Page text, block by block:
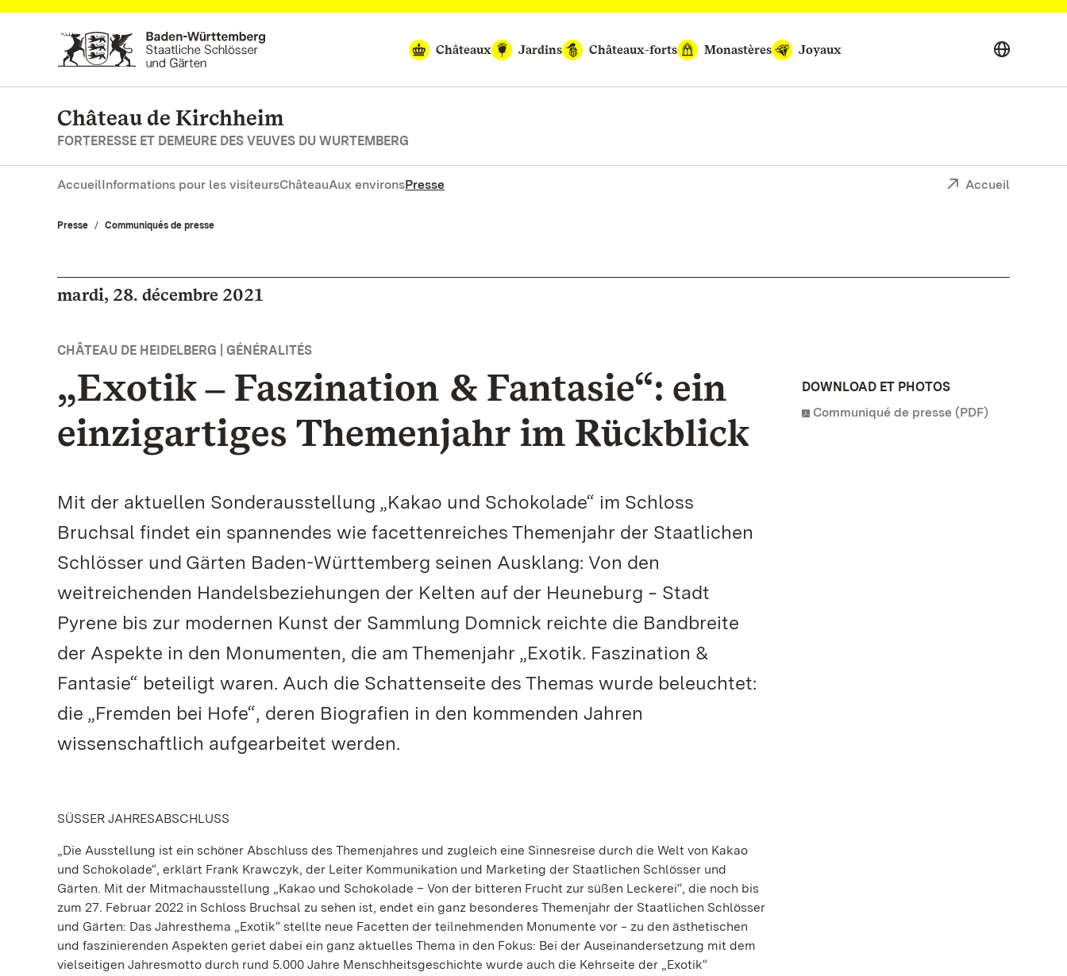
Vers la page d’accueil
Châteaux
Jardins Châteaux-forts Monastères Joyaux
Château de Kirchheim
FORTERESSE ET DEMEURE DES VEUVES DU WURTEMBERG
AccueilInformations pour les visiteursChâteauAux environsPresse Accueil
Presse Communiqués de presse
mardi, 28. décembre 2021
CHÂTEAU DE HEIDELBERG | GÉNÉRALITÉS
„Exotik ‒ Faszination & Fantasie“: ein
einzigartiges Themenjahr im Rückblick
Mit der aktuellen Sonderausstellung „Kakao und Schokolade“ im Schloss
Bruchsal findet ein spannendes wie facettenreiches Themenjahr der Staatlichen
Schlösser und Gärten Baden-Württemberg seinen Ausklang: Von den
weitreichenden Handelsbeziehungen der Kelten auf der Heuneburg ‒ Stadt
Pyrene bis zur modernen Kunst der Sammlung Domnick reichte die Bandbreite
der Aspekte in den Monumenten, die am Themenjahr „Exotik. Faszination &
Fantasie“ beteiligt waren. Auch die Schattenseite des Themas wurde beleuchtet:
die „Fremden bei Hofe“, deren Biografien in den kommenden Jahren
wissenschaftlich aufgearbeitet werden.
SÜSSER JAHRESABSCHLUSS
„Die Ausstellung ist ein schöner Abschluss des Themenjahres und zugleich eine Sinnesreise durch die Welt von Kakao
und Schokolade“, erklärt Frank Krawczyk, der Leiter Kommunikation und Marketing der Staatlichen Schlösser und
Gärten. Mit der Mitmachausstellung „Kakao und Schokolade – Von der bitteren Frucht zur süßen Leckerei“, die noch bis
zum 27. Februar 2022 in Schloss Bruchsal zu sehen ist, endet ein ganz besonderes Themenjahr der Staatlichen Schlösser
und Gärten: Das Jahresthema „Exotik“ stellte neue Facetten der teilnehmenden Monumente vor ‒ zu den ästhetischen
und faszinierenden Aspekten geriet dabei ein ganz aktuelles Thema in den Fokus: Bei der Auseinandersetzung mit dem
vielseitigen Jahresmotto durch rund 5.000 Jahre Menschheitsgeschichte wurde auch die Kehrseite der „Exotik“
DOWNLOAD ET PHOTOS
Communiqué de presse (PDF)